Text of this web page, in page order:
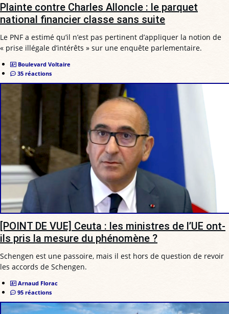
Plainte contre Charles Alloncle : le parquet
national financier classe sans suite
Le PNF a estimé qu’il n’est pas pertinent d’appliquer la notion de
« prise illégale d’intérêts » sur une enquête parlementaire.
Boulevard Voltaire
35 réactions
[POINT DE VUE] Ceuta : les ministres de l’UE ont-
ils pris la mesure du phénomène ?
Schengen est une passoire, mais il est hors de question de revoir
les accords de Schengen.
Arnaud Florac
95 réactions